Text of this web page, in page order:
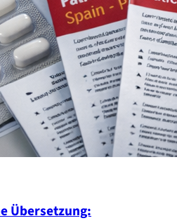
Übersetzung: